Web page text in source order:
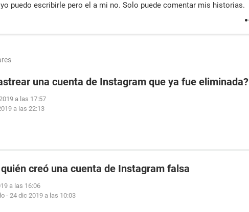
puedo escribirle pero el a mi no. Solo puede comentar mis historias.
una cuenta de Instagram que ya fue eliminada?
a las 17:57
a las 22:13
creó una cuenta de Instagram falsa
a las 16:06
- 24 dic 2019 a las 10:03